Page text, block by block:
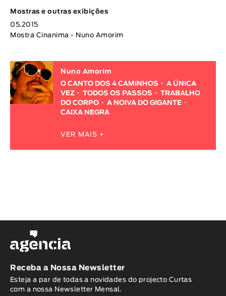
Mostras e outras exibições
05.2015
Mostra Cinanima - Nuno Amorim
Nuno Amorim
O CANTO DOS 4 CAMINHOS
A ÚNICA
VEZ
TODOS OS PASSOS
TRABALHO
DO CORPO
A NOIVA DO GIGANTE
CAIXA NEGRA
VER MAIS +
Receba a Nossa Newsletter
Esteja a par de todas a novidades do projecto Curtas
com a nossa Newsletter Mensal.